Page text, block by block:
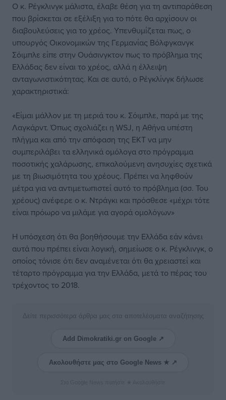
Ο κ. Ρέγκλινγκ μάλιστα, έλαβε θέση για τη αντιπαράθεση
που βρίσκεται σε εξέλιξη για το πότε θα αρχίσουν οι
διαβουλεύσεις για το χρέος. Υπενθυμίζεται πως, ο
υπουργός Οικονομικών της Γερμανίας Βόλφγκανγκ
Σόιμπλε είπε στην Ουάσινγκτον πως το πρόβλημα της
Ελλάδας δεν είναι το χρέος, αλλά η έλλειψη
ανταγωνιστικότητας. Και σε αυτό, ο Ρέγκλίνγκ δήλωσε
χαρακτηριστικά:
«Είμαι μάλλον με τη μεριά του κ. Σόιμπλε, παρά με της
Λαγκάρντ. Όπως σχολιάζει η WSJ, η Αθήνα υπέστη
πλήγμα και από την απόφαση της ΕΚΤ να μην
συμπεριλάβει τα ελληνικά ομόλογα στο πρόγραμμα
ποσοτικής χαλάρωσης, επικαλούμενη ανησυχίες σχετικά
με τη βιωσιμότητα του χρέους. Πρέπει να ληφθούν
μέτρα για να αντιμετωπιστεί αυτό το πρόβλημα (σσ. Του
χρέους) ανέφερε ο κ. Ντράγκι και πρόσθεσε «μέχρι τότε
είναι πρόωρο να μιλάμε για αγορά ομολόγων»
Η υπόσχεση ότι θα βοηθήσουμε την Ελλάδα εάν κάνει
αυτά που πρέπει είναι λογική, σημείωσε ο κ. Ρέγκλινγκ, ο
οποίος τόνισε ότι δεν αναμένεται ότι θα χρειαστεί και
τέταρτο πρόγραμμα για την Ελλάδα, μετά το πέρας του
τρέχοντος το 2018.
Δείτε περισσότερα άρθρα μας στα αποτελέσματα αναζήτησης
Add Dimokratiki.gr on Google ↗
Ακολουθήστε μας στο Google News ★ ↗